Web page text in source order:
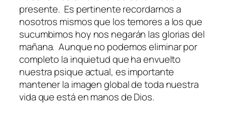
presente. Es pertinente recordarnos a
nosotros mismos que los temores a los que
sucumbimos hoy nos negarán las glorias del
mañana. Aunque no podemos eliminar por
completo la inquietud que ha envuelto
nuestra psique actual, es importante
mantener la imagen global de toda nuestra
vida que está en manos de Dios.